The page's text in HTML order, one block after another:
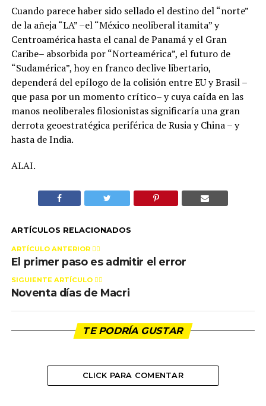
Cuando parece haber sido sellado el destino del “norte”
de la añeja “LA” –el “México neoliberal itamita” y
Centroamérica hasta el canal de Panamá y el Gran
Caribe– absorbida por “Norteamérica”, el futuro de
“Sudamérica”, hoy en franco declive libertario,
dependerá del epílogo de la colisión entre EU y Brasil –
que pasa por un momento crítico– y cuya caída en las
manos neoliberales filosionistas significaría una gran
derrota geoestratégica periférica de Rusia y China – y
hasta de India.
ALAI.
ARTÍCULOS RELACIONADOS
ARTÍCULO ANTERIOR 👉🏻
El primer paso es admitir el error
SIGUIENTE ARTÍCULO 👈🏻
Noventa días de Macri
TE PODRÍA GUSTAR
CLICK PARA COMENTAR